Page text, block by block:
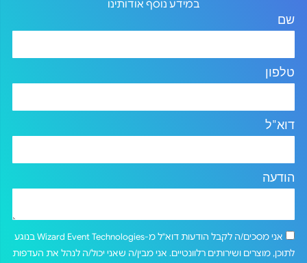
במידע נוסף אודותינו
שם
טלפון
דוא"ל
הודעה
אני מסכים/ה לקבל הודעות דוא"ל מ-Wizard Event Technologies בנוגע
לתוכן, מוצרים ושירותים רלוונטיים. אני מבין/ה שאני יכול/ה לנהל את העדפות